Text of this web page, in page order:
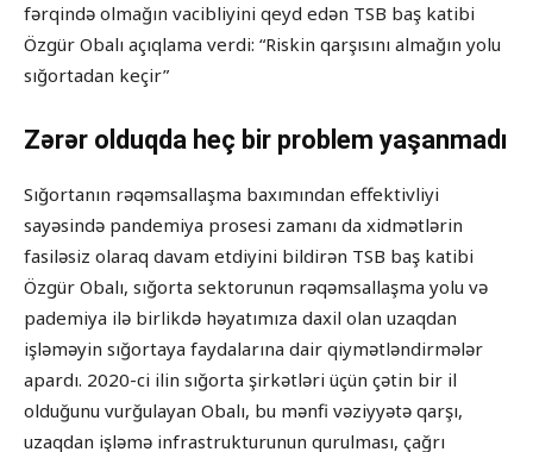
fərqində olmağın vacibliyini qeyd edən TSB baş katibi
Özgür Obalı açıqlama verdi: “Riskin qarşısını almağın yolu
sığortadan keçir”
Zərər olduqda heç bir problem yaşanmadı
Sığortanın rəqəmsallaşma baxımından effektivliyi
sayəsində pandemiya prosesi zamanı da xidmətlərin
fasiləsiz olaraq davam etdiyini bildirən TSB baş katibi
Özgür Obalı, sığorta sektorunun rəqəmsallaşma yolu və
pademiya ilə birlikdə həyatımıza daxil olan uzaqdan
işləməyin sığortaya faydalarına dair qiymətləndirmələr
apardı. 2020-ci ilin sığorta şirkətləri üçün çətin bir il
olduğunu vurğulayan Obalı, bu mənfi vəziyyətə qarşı,
uzaqdan işləmə infrastrukturunun qurulması, çağrı